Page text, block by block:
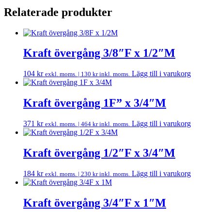
Relaterade produkter
Kraft övergång 3/8″F x 1/2″M
104 kr exkl. moms. | 130 krinkl. moms. Lägg till i varukorg
Kraft övergång 1F” x 3/4″M
371 kr exkl. moms. | 464 krinkl. moms. Lägg till i varukorg
Kraft övergång 1/2″F x 3/4″M
184 kr exkl. moms. | 230 krinkl. moms. Lägg till i varukorg
Kraft övergång 3/4″F x 1″M